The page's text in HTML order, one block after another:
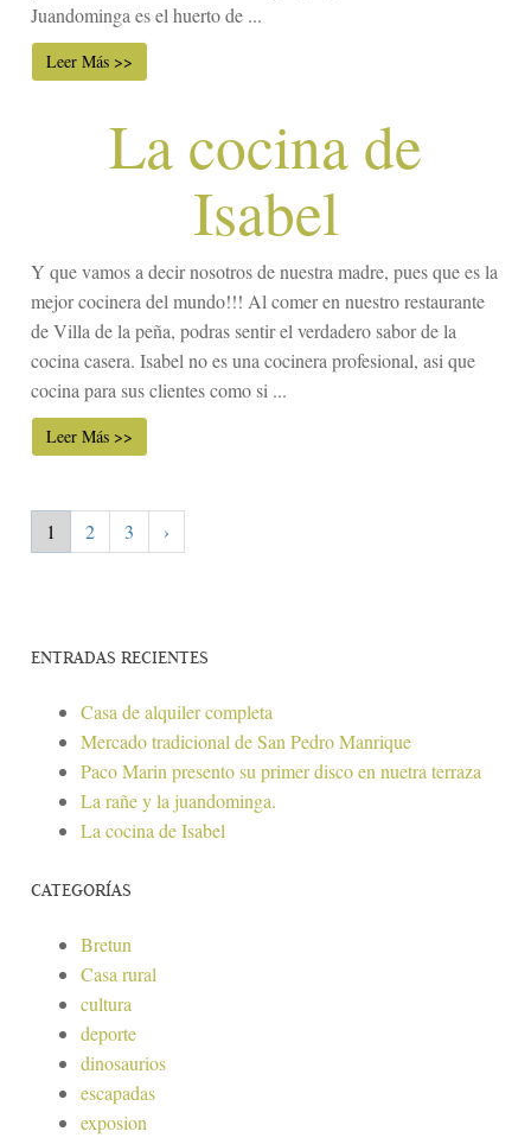
Juandominga es el huerto de ...
Leer Más >>
La cocina de
Isabel
Y que vamos a decir nosotros de nuestra madre, pues que es la
mejor cocinera del mundo!!! Al comer en nuestro restaurante
de Villa de la peña, podras sentir el verdadero sabor de la
cocina casera. Isabel no es una cocinera profesional, asi que
cocina para sus clientes como si ...
Leer Más >>
1 2 3 ›
ENTRADAS RECIENTES
Casa de alquiler completa
Mercado tradicional de San Pedro Manrique
Paco Marin presento su primer disco en nuetra terraza
La rañe y la juandominga.
La cocina de Isabel
CATEGORÍAS
Bretun
Casa rural
cultura
deporte
dinosaurios
escapadas
exposion